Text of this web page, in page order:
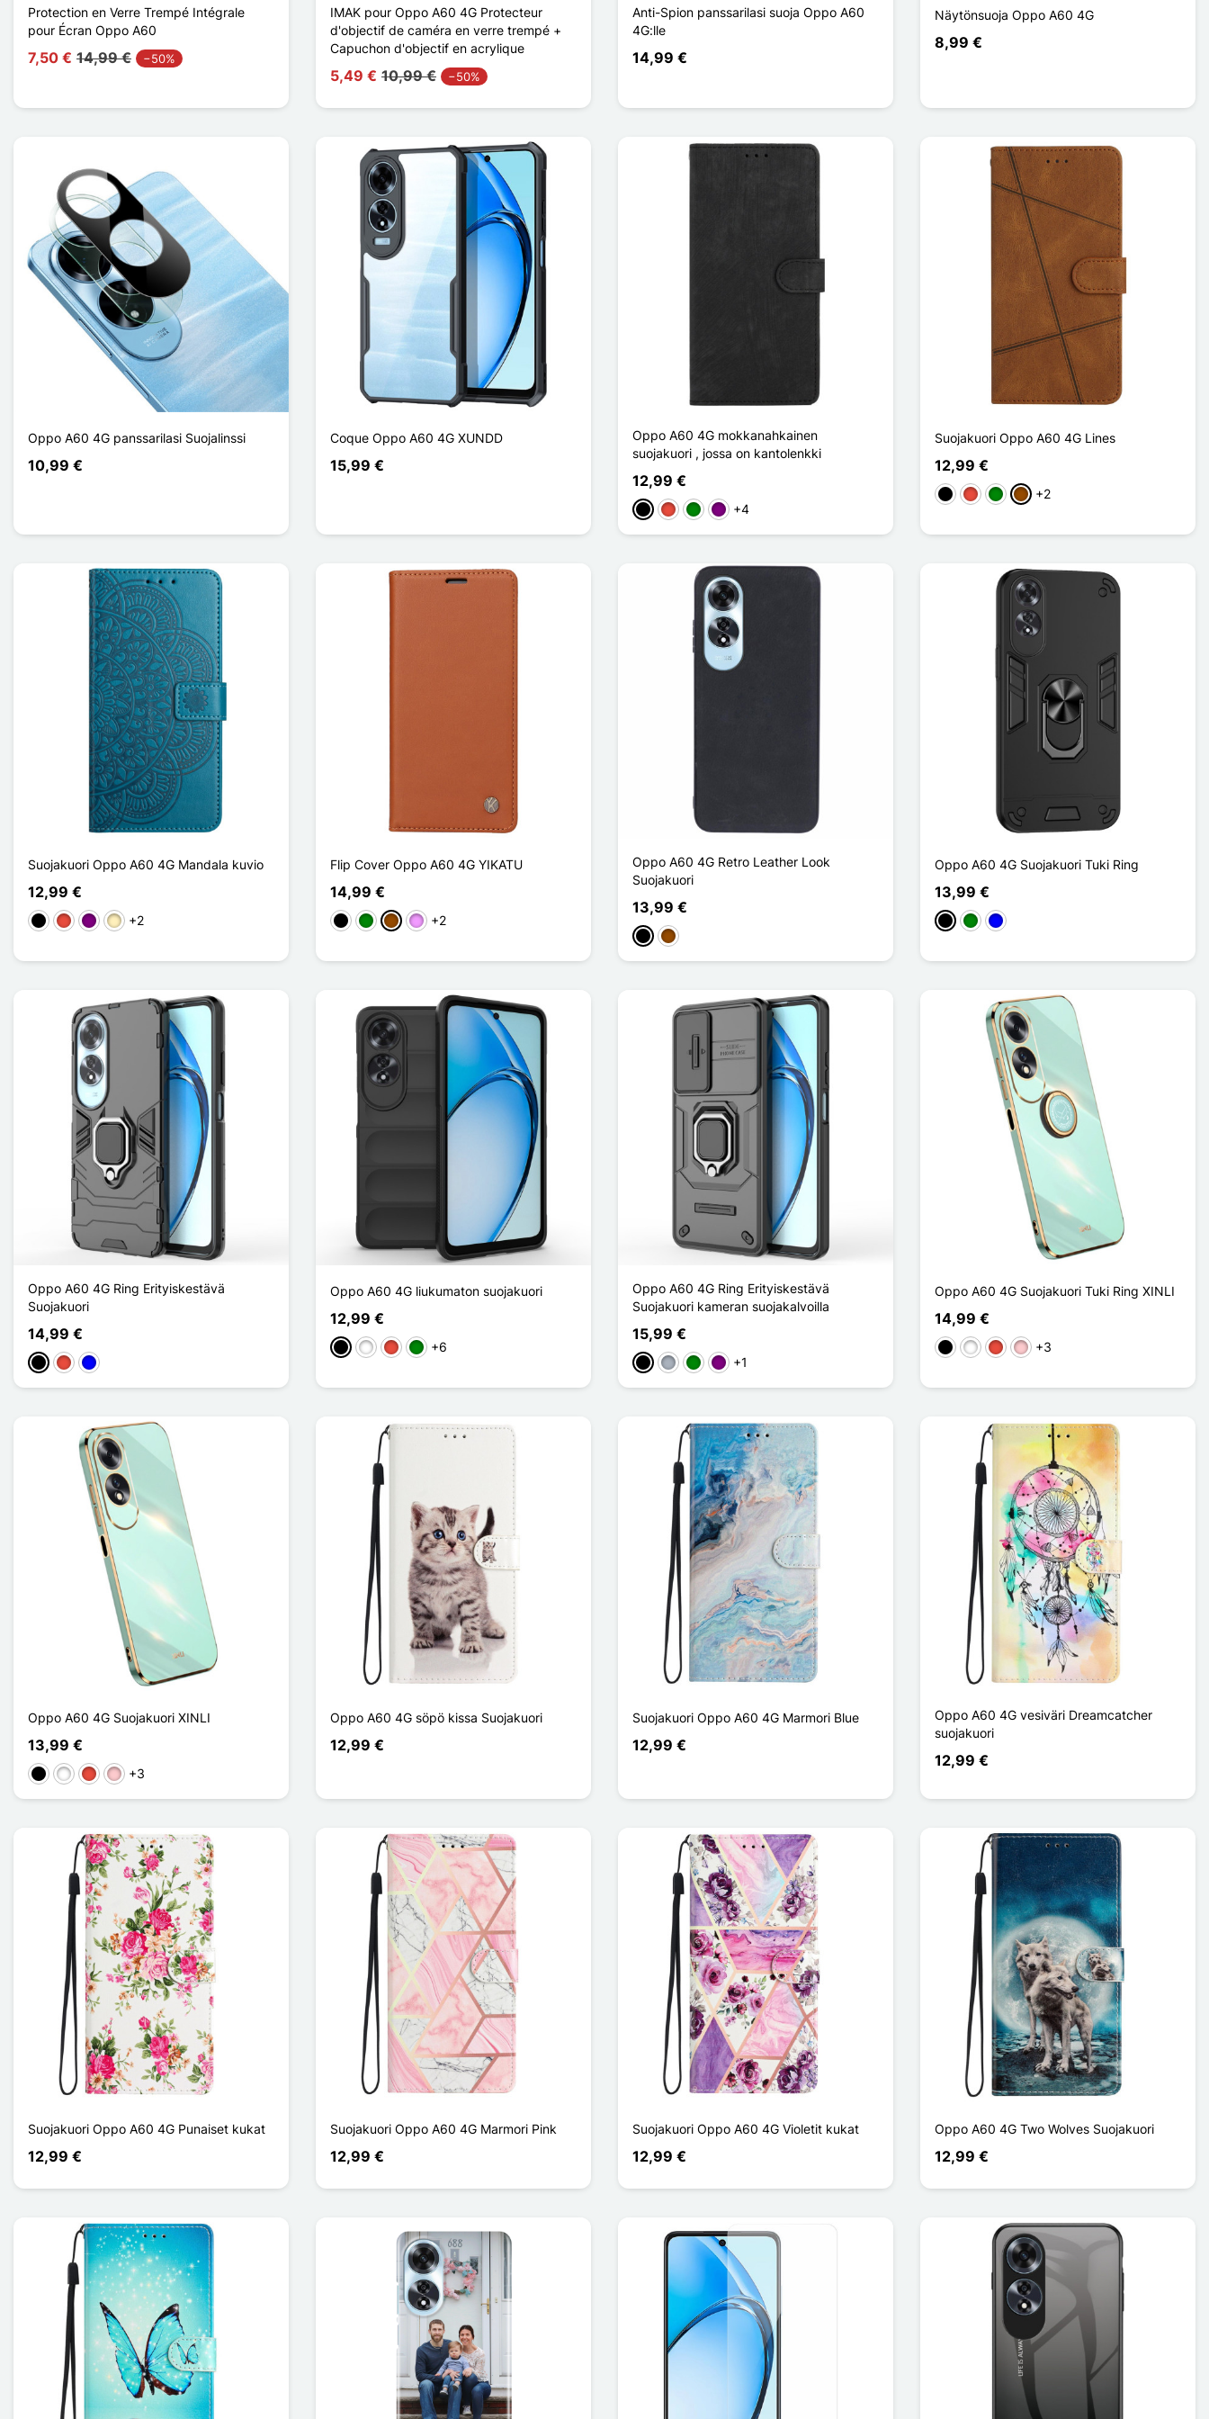
Protection en Verre Trempé Intégrale
pour Écran Oppo A60
7,50 € 14,99 € −50%
IMAK pour Oppo A60 4G Protecteur
d'objectif de caméra en verre trempé +
Capuchon d'objectif en acrylique
5,49 € 10,99 € −50%
Anti-Spion panssarilasi suoja Oppo A60
4G:lle
14,99 €
Näytönsuoja Oppo A60 4G
8,99 €
Oppo A60 4G panssarilasi Suojalinssi
10,99 €
Coque Oppo A60 4G XUNDD
15,99 €
Oppo A60 4G mokkanahkainen
suojakuori , jossa on kantolenkki
12,99 €
MustaPunainen
VihreäViolet+4
Suojakuori Oppo A60 4G Lines
12,99 €
MustaPunainen
VihreäRuskea
+2
Suojakuori Oppo A60 4G Mandala kuvio
12,99 €
MustaPunainen
VioletDoré+2
Flip Cover Oppo A60 4G YIKATU
14,99 €
MustaVihreäRuskeaViolet Clair
+2
Oppo A60 4G Retro Leather Look
Suojakuori
13,99 €
MustaRuskea
Oppo A60 4G Suojakuori Tuki Ring
13,99 €
MustaVihreäSininen
Oppo A60 4G Ring Erityiskestävä
Suojakuori
14,99 €
MustaPunainen
Sininen
Oppo A60 4G liukumaton suojakuori
12,99 €
MustaValkoinenPunainen
Vihreä
+6
Oppo A60 4G Ring Erityiskestävä
Suojakuori kameran suojakalvoilla
15,99 €
MustaHarmaa
VihreäViolet
+1
Oppo A60 4G Suojakuori Tuki Ring XINLI
14,99 €
MustaValkoinen
Punainen
Pinkki
+3
Oppo A60 4G Suojakuori XINLI
13,99 €
MustaValkoinen
Punainen
Pinkki
+3
Oppo A60 4G söpö kissa Suojakuori
12,99 €
Suojakuori Oppo A60 4G Marmori Blue
12,99 €
Oppo A60 4G vesiväri Dreamcatcher
suojakuori
12,99 €
Suojakuori Oppo A60 4G Punaiset kukat
12,99 €
Suojakuori Oppo A60 4G Marmori Pink
12,99 €
Suojakuori Oppo A60 4G Violetit kukat
12,99 €
Oppo A60 4G Two Wolves Suojakuori
12,99 €